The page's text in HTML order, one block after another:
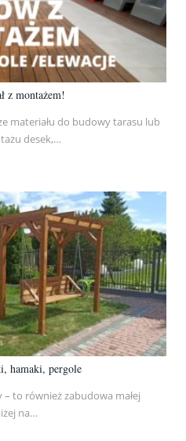
z montażem!
materiału do budowy tarasu lub
desek,…
hamaki, pergole
to również zabudowa małej
na…